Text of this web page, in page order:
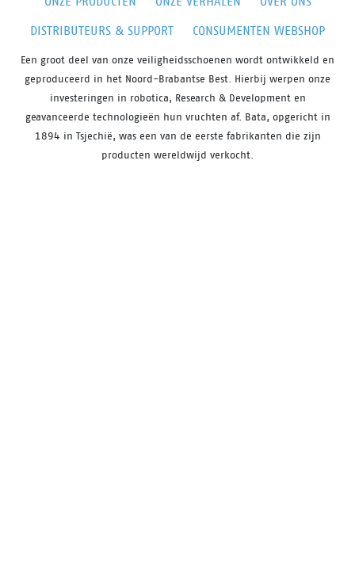
DISTRIBUTEURS & SUPPORT
CONSUMENTEN WEBSHOP
Een groot deel van onze veiligheidsschoenen wordt ontwikkeld en
geproduceerd in het Noord-Brabantse Best. Hierbij werpen onze
investeringen in robotica, Research & Development en
geavanceerde technologieën hun vruchten af. Bata, opgericht in
1894 in Tsjechië, was een van de eerste fabrikanten die zijn
producten wereldwijd verkocht.